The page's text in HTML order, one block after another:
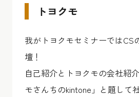
トヨクモ
我がトヨクモセミナーではCS
壇！
自己紹介とトヨクモの会社紹
モさんちのkintone」と題して